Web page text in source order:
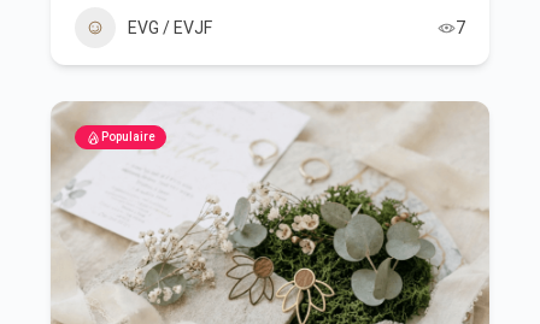
EVG / EVJF 7
Populaire